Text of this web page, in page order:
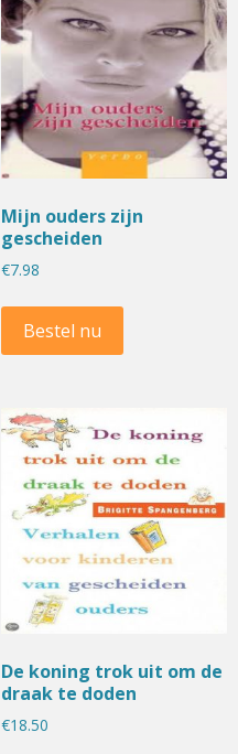
Mijn ouders zijn
gescheiden
€7.98
Bestel nu
De koning trok uit om de
draak te doden
€18.50